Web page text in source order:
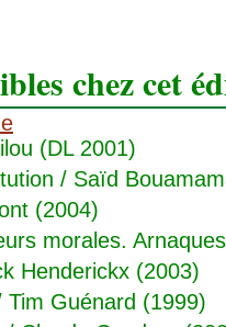
chez cet
(DL 2001)
/ Saïd
(2004)
morales.
Henderickx (2003)
Tim Guénard (1999)